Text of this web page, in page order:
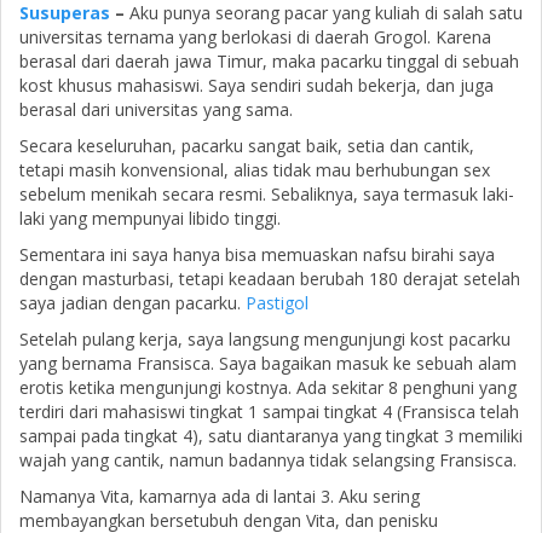
Susuperas – Aku punya seorang pacar yang kuliah di salah satu
universitas ternama yang berlokasi di daerah Grogol. Karena
berasal dari daerah jawa Timur, maka pacarku tinggal di sebuah
kost khusus mahasiswi. Saya sendiri sudah bekerja, dan juga
berasal dari universitas yang sama.
Secara keseluruhan, pacarku sangat baik, setia dan cantik,
tetapi masih konvensional, alias tidak mau berhubungan sex
sebelum menikah secara resmi. Sebaliknya, saya termasuk laki-
laki yang mempunyai libido tinggi.
Sementara ini saya hanya bisa memuaskan nafsu birahi saya
dengan masturbasi, tetapi keadaan berubah 180 derajat setelah
saya jadian dengan pacarku. Pastigol
Setelah pulang kerja, saya langsung mengunjungi kost pacarku
yang bernama Fransisca. Saya bagaikan masuk ke sebuah alam
erotis ketika mengunjungi kostnya. Ada sekitar 8 penghuni yang
terdiri dari mahasiswi tingkat 1 sampai tingkat 4 (Fransisca telah
sampai pada tingkat 4), satu diantaranya yang tingkat 3 memiliki
wajah yang cantik, namun badannya tidak selangsing Fransisca.
Namanya Vita, kamarnya ada di lantai 3. Aku sering
membayangkan bersetubuh dengan Vita, dan penisku